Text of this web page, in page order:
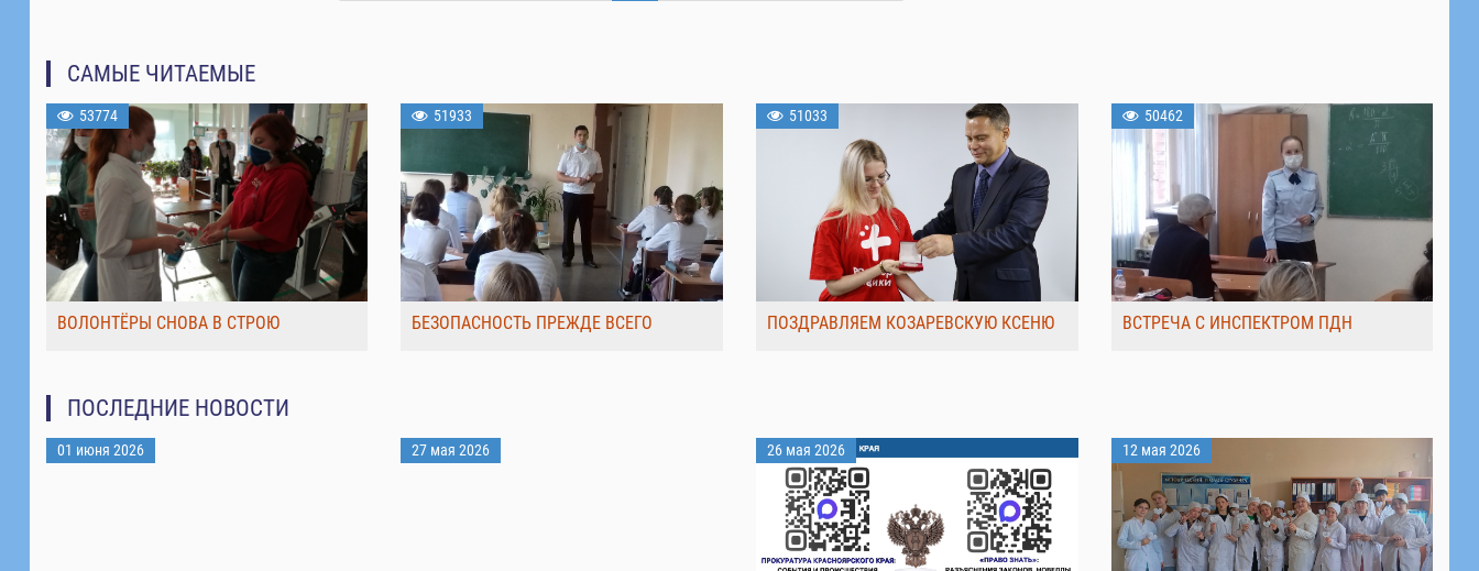
САМЫЕ ЧИТАЕМЫЕ
53774
ВОЛОНТЁРЫ СНОВА В СТРОЮ
51933
БЕЗОПАСНОСТЬ ПРЕЖДЕ ВСЕГО
51033
ПОЗДРАВЛЯЕМ КОЗАРЕВСКУЮ КСЕНЮ
50462
ВСТРЕЧА С ИНСПЕКТРОМ ПДН
ПОСЛЕДНИЕ НОВОСТИ
01 июня 2026 27 мая 2026 26 мая 2026 12 мая 2026